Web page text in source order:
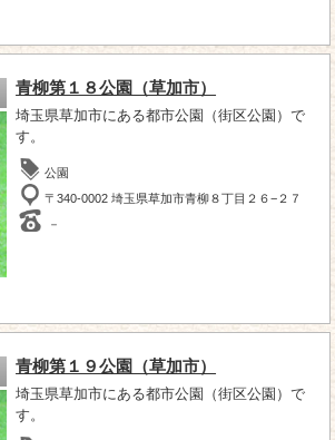
青柳第１８公園（草加市）
埼玉県草加市にある都市公園（街区公園）で
す。
公園
〒340-0002 埼玉県草加市青柳８丁目２６−２７
－
青柳第１９公園（草加市）
埼玉県草加市にある都市公園（街区公園）で
す。